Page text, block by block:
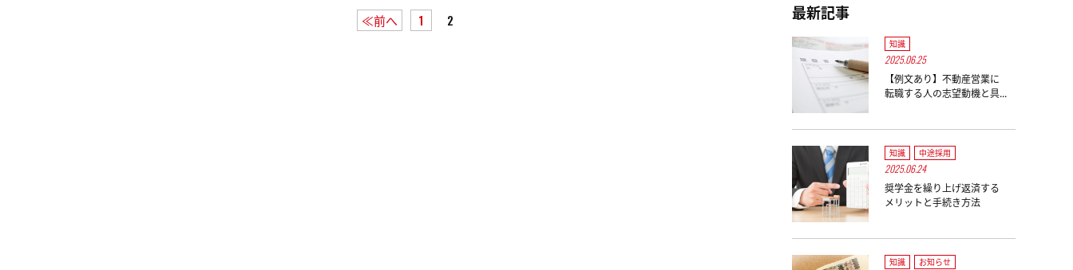
≪前へ 1 2 最新記事
知識
2025.06.25
【例文あり】不動産営業に
転職する人の志望動機と具...
知識 中途採用
2025.06.24
奨学金を繰り上げ返済する
メリットと手続き方法
知識 お知らせ